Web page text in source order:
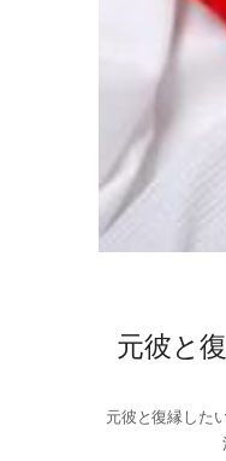
元彼と
元彼と復縁した